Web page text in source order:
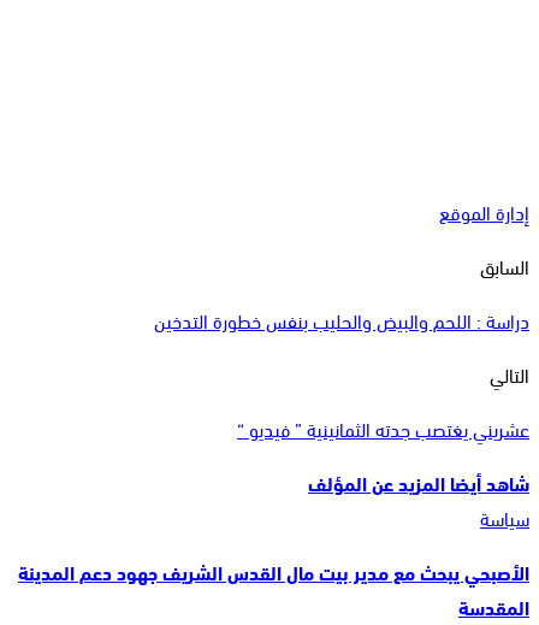
إدارة الموقع
السابق
دراسة : اللحم والبيض والحليب بنفس خطورة التدخين
التالي
عشريني يغتصب جدته الثمانينية ” فيديو “
شاهد أيضاالمزيد عن المؤلف
سياسة
الأصبحي يبحث مع مدير بيت مال القدس الشريف جهود دعم المدينة
المقدسة